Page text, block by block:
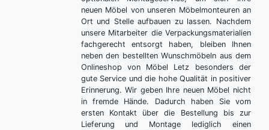
neuen Möbel von unseren Möbelmonteuren an
Ort und Stelle aufbauen zu lassen. Nachdem
unsere Mitarbeiter die Verpackungsmaterialien
fachgerecht entsorgt haben, bleiben Ihnen
neben den bestellten Wunschmöbeln aus dem
Onlineshop von Möbel Letz besonders der
gute Service und die hohe Qualität in positiver
Erinnerung. Wir geben Ihre neuen Möbel nicht
in fremde Hände. Dadurch haben Sie vom
ersten Kontakt über die Bestellung bis zur
Lieferung und Montage lediglich einen